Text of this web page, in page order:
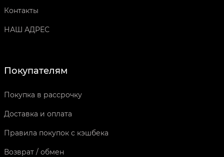
Контакты
НАШ АДРЕС
Покупателям
Покупка в рассрочку
Доставка и оплата
Правила покупок с кэшбека
Возврат / обмен